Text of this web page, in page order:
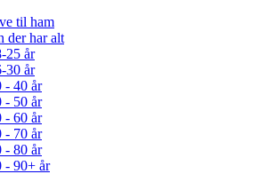
til ham
der har alt
25 år
30 år
- 40 år
- 50 år
- 60 år
- 70 år
- 80 år
- 90+ år